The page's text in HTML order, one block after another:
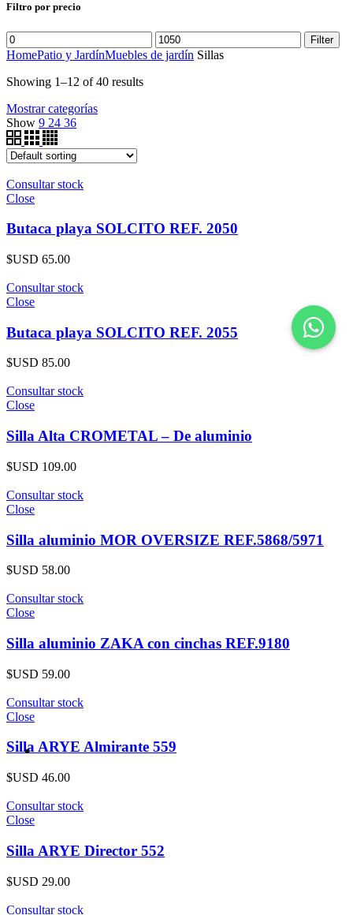
Filtro por precio
Filter
HomePatio y JardínMuebles de jardín Sillas
Showing 1–12 of 40 results
Mostrar categorías
Show 9 24 36
Consultar stock
Close
Butaca playa SOLCITO REF. 2050
$USD 65.00
Consultar stock
Close
Butaca playa SOLCITO REF. 2055
$USD 85.00
Consultar stock
Close
Silla Alta CROMETAL – De aluminio
$USD 109.00
Consultar stock
Close
Silla aluminio MOR OVERSIZE REF.5868/5971
$USD 58.00
Consultar stock
Close
Silla aluminio ZAKA con cinchas REF.9180
$USD 59.00
Consultar stock
Close
Silla ARYE Almirante 559
$USD 46.00
Consultar stock
Close
Silla ARYE Director 552
$USD 29.00
Consultar stock